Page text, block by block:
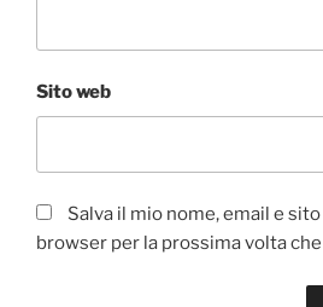
Sito web
Salva il mio nome, email e
browser per la prossima volta